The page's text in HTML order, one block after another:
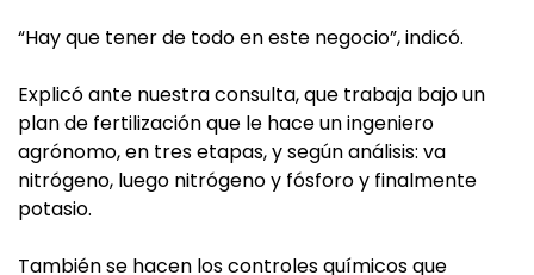
“Hay que tener de todo en este negocio”, indicó.
Explicó ante nuestra consulta, que trabaja bajo un
plan de fertilización que le hace un ingeniero
agrónomo, en tres etapas, y según análisis: va
nitrógeno, luego nitrógeno y fósforo y finalmente
potasio.
También se hacen los controles químicos que